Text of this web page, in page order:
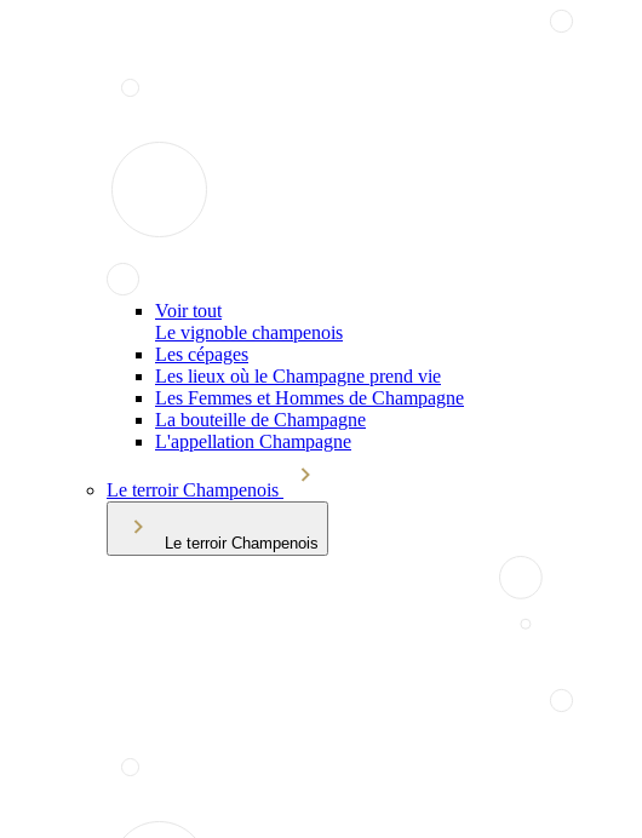
Voir tout
Le vignoble champenois
Les cépages
Les lieux où le Champagne prend vie
Les Femmes et Hommes de Champagne
La bouteille de Champagne
L'appellation Champagne
Le terroir Champenois
Le terroir Champenois